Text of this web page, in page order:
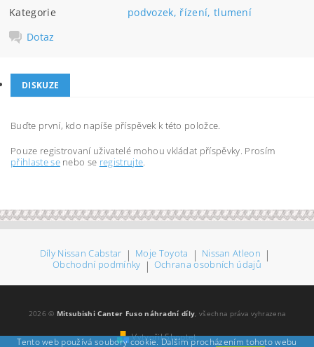
Kategorie
podvozek, řízení, tlumení
Dotaz
DISKUZE
Buďte první, kdo napíše příspěvek k této položce.
Pouze registrovaní uživatelé mohou vkládat příspěvky. Prosím
přihlaste senebo se registrujte.
Díly Nissan Cabstar | Moje Toyota | Nissan Atleon |
Obchodní podmínky | Ochrana osobních údajů
2026 © Mitsubishi Canter Fuso náhradní díly, všechna práva vyhrazena
Vytvořil Shoptet
Tento web používá soubory cookie. Dalším procházením tohoto webu